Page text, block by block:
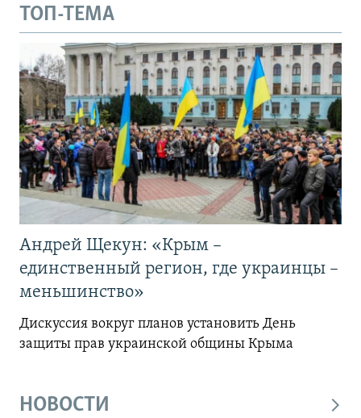
ТОП-ТЕМА
Андрей Щекун: «Крым –
единственный регион, где украинцы –
меньшинство»
Дискуссия вокруг планов установить День
защиты прав украинской общины Крыма
НОВОСТИ